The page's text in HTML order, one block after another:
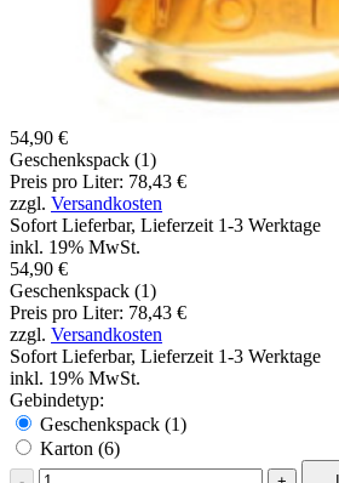
54,90 €
Geschenkspack (1)
Preis pro Liter: 78,43 €
zzgl. Versandkosten
Sofort Lieferbar, Lieferzeit 1-3 Werktage
inkl. 19% MwSt.
54,90 €
Geschenkspack (1)
Preis pro Liter: 78,43 €
zzgl. Versandkosten
Sofort Lieferbar, Lieferzeit 1-3 Werktage
inkl. 19% MwSt.
Gebindetyp:
Geschenkspack (1)
Karton (6)